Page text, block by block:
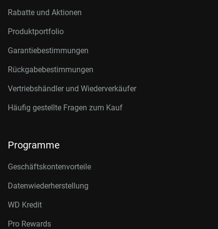
Rabatte und Aktionen
Produktportfolio
Garantiebestimmungen
Rückgabebestimmungen
Vertriebshändler und Wiederverkäufer
Häufig gestellte Fragen zum Kauf
Programme
Geschäftskontenvorteile
Datenwiederherstellung
WD Kredit
Pro Rewards